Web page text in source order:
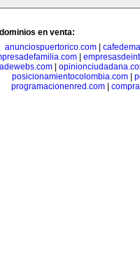
en venta:
anunciospuertorico.com|
posicionamientocolombia.com|
programacionenred.com